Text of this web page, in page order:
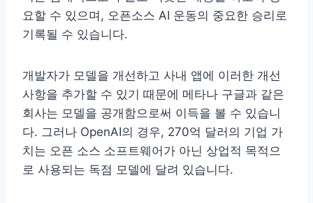
요할 수 있으며, 오픈소스 AI 운동의 중요한 승리로
기록될 수 있습니다.
개발자가 모델을 개선하고 사내 앱에 이러한 개선
사항을 추가할 수 있기 때문에 메타나 구글과 같은
회사는 모델을 공개함으로써 이득을 볼 수 있습니
다. 그러나 OpenAI의 경우, 270억 달러의 기업 가
치는 오픈 소스 소프트웨어가 아닌 상업적 목적으
로 사용되는 독점 모델에 달려 있습니다.